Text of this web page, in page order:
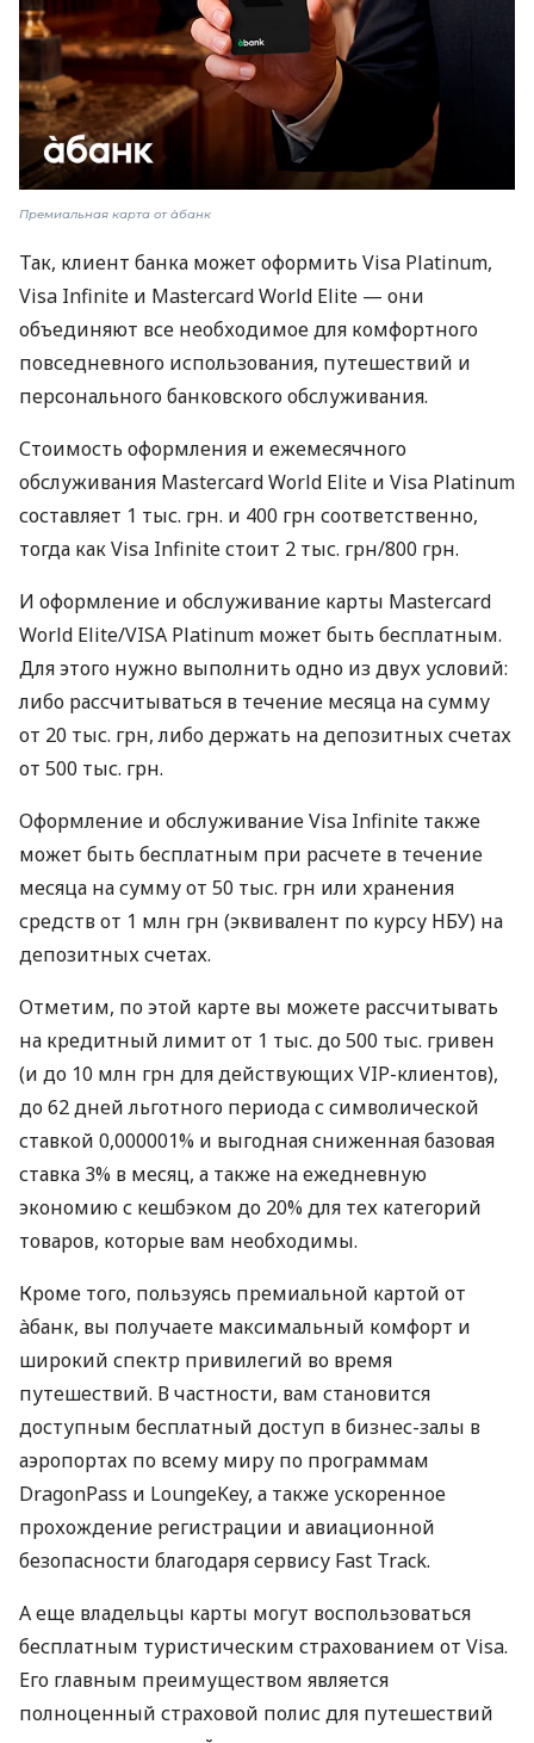
Премиальная карта от àбанк
Так, клиент банка может оформить Visa Platinum,
Visa Infinite и Mastercard World Elite — они
объединяют все необходимое для комфортного
повседневного использования, путешествий и
персонального банковского обслуживания.
Стоимость оформления и ежемесячного
обслуживания Mastercard World Elite и Visa Platinum
составляет 1 тыс. грн. и 400 грн соответственно,
тогда как Visa Infinite стоит 2 тыс. грн/800 грн.
И оформление и обслуживание карты Mastercard
World Elite/VISA Platinum может быть бесплатным.
Для этого нужно выполнить одно из двух условий:
либо рассчитываться в течение месяца на сумму
от 20 тыс. грн, либо держать на депозитных счетах
от 500 тыс. грн.
Оформление и обслуживание Visa Infinite также
может быть бесплатным при расчете в течение
месяца на сумму от 50 тыс. грн или хранения
средств от 1 млн грн (эквивалент по курсу НБУ) на
депозитных счетах.
Отметим, по этой карте вы можете рассчитывать
на кредитный лимит от 1 тыс. до 500 тыс. гривен
(и до 10 млн грн для действующих VIP-клиентов),
до 62 дней льготного периода с символической
ставкой 0,000001% и выгодная сниженная базовая
ставка 3% в месяц, а также на ежедневную
экономию с кешбэком до 20% для тех категорий
товаров, которые вам необходимы.
Кроме того, пользуясь премиальной картой от
àбанк, вы получаете максимальный комфорт и
широкий спектр привилегий во время
путешествий. В частности, вам становится
доступным бесплатный доступ в бизнес-залы в
аэропортах по всему миру по программам
DragonPass и LoungeKey, а также ускоренное
прохождение регистрации и авиационной
безопасности благодаря сервису Fast Track.
А еще владельцы карты могут воспользоваться
бесплатным туристическим страхованием от Visa.
Его главным преимуществом является
полноценный страховой полис для путешествий